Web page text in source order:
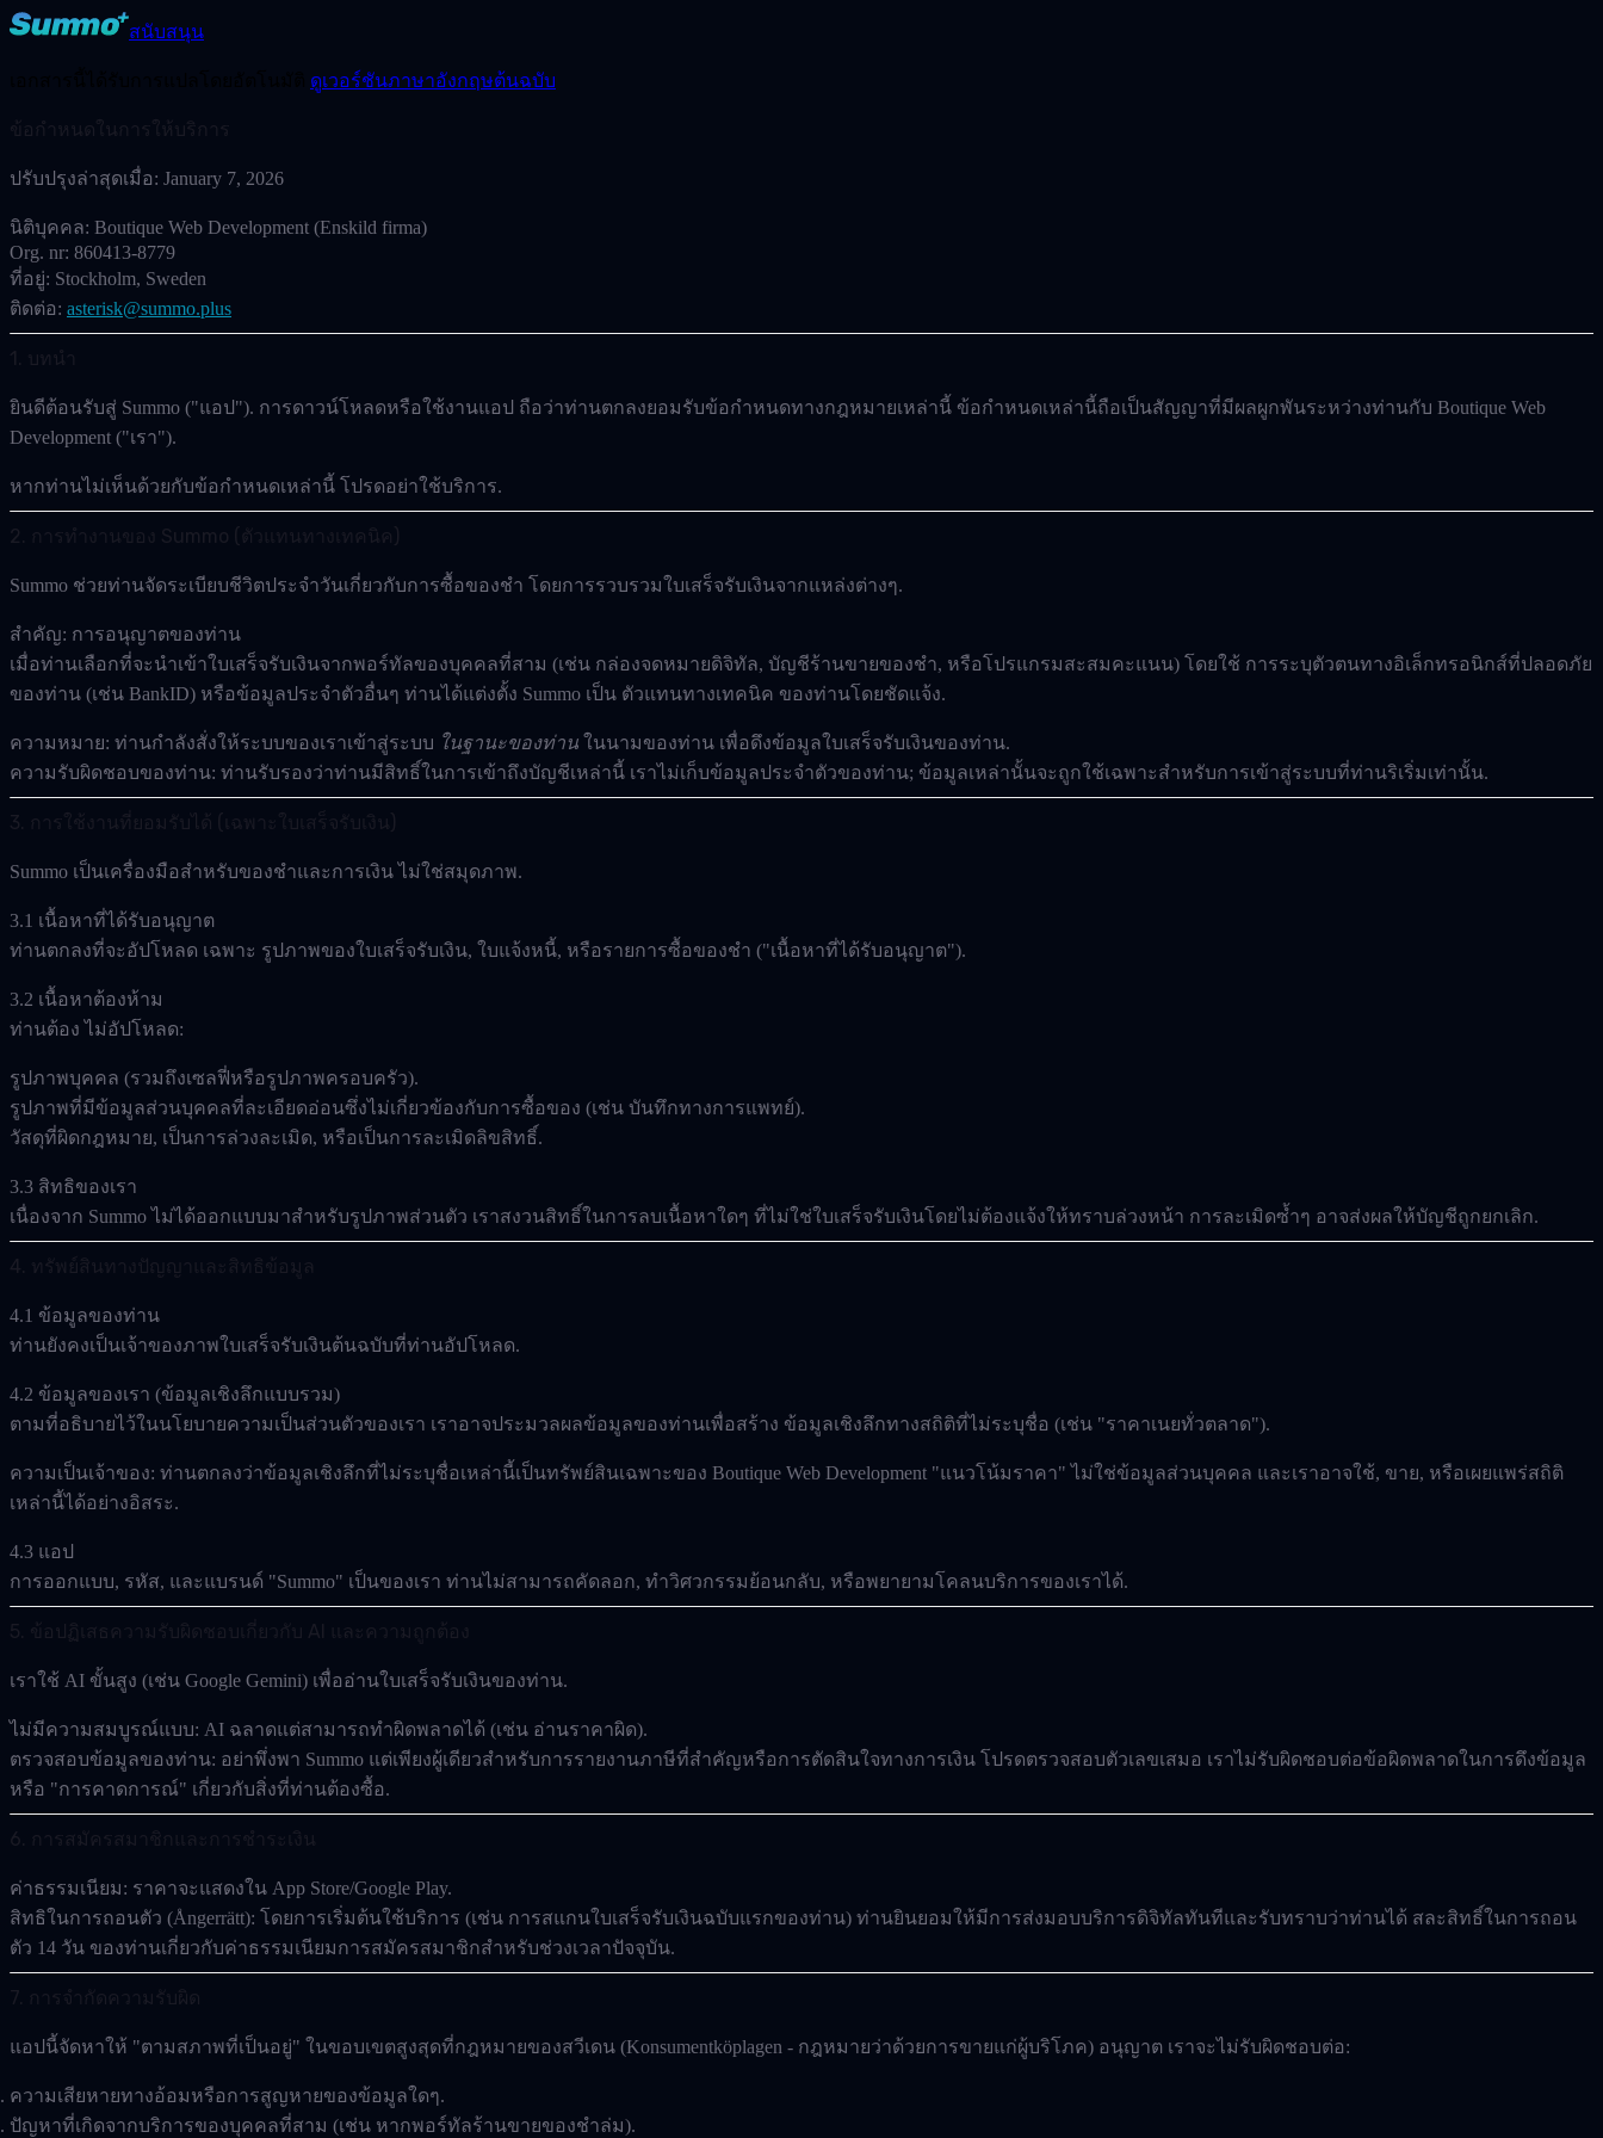
สนับสนุน
ดูเวอร์ชันภาษาอังกฤษต้นฉบับ
ข้อกำหนดในการให้บริการ
ปรับปรุงล่าสุดเมื่อ: January 7, 2026
นิติบุคคล: Boutique Web Development (Enskild firma)
Org. nr: 860413-8779
ที่อยู่: Stockholm, Sweden
ติดต่อ: asterisk@summo.plus
ยินดีต้อนรับสู่ Summo ("แอป"). การดาวน์โหลดหรือใช้งานแอป ถือว่าท่านตกลงยอมรับข้อกำหนดทางกฎหมายเหล่านี้ ข้อกำหนดเหล่านี้ถือเป็นสัญญาที่มีผลผูกพันระหว่างท่านกับ Boutique Web
Development ("เรา").
หากท่านไม่เห็นด้วยกับข้อกำหนดเหล่านี้ โปรดอย่าใช้บริการ.
2. การทำงานของ Summo (ตัวแทนทางเทคนิค)
Summo ช่วยท่านจัดระเบียบชีวิตประจำวันเกี่ยวกับการซื้อของชำ โดยการรวบรวมใบเสร็จรับเงินจากแหล่งต่างๆ.
สำคัญ: การอนุญาตของท่าน
เมื่อท่านเลือกที่จะนำเข้าใบเสร็จรับเงินจากพอร์ทัลของบุคคลที่สาม (เช่น กล่องจดหมายดิจิทัล, บัญชีร้านขายของชำ, หรือโปรแกรมสะสมคะแนน) โดยใช้ การระบุตัวตนทางอิเล็กทรอนิกส์ที่ปลอดภัย
ของท่าน (เช่น BankID) หรือข้อมูลประจำตัวอื่นๆ ท่านได้แต่งตั้ง Summo เป็น ตัวแทนทางเทคนิค ของท่านโดยชัดแจ้ง.
ความหมาย: ท่านกำลังสั่งให้ระบบของเราเข้าสู่ระบบ ในฐานะของท่าน ในนามของท่าน เพื่อดึงข้อมูลใบเสร็จรับเงินของท่าน.
ความรับผิดชอบของท่าน: ท่านรับรองว่าท่านมีสิทธิ์ในการเข้าถึงบัญชีเหล่านี้ เราไม่เก็บข้อมูลประจำตัวของท่าน; ข้อมูลเหล่านั้นจะถูกใช้เฉพาะสำหรับการเข้าสู่ระบบที่ท่านริเริ่มเท่านั้น.
3. การใช้งานที่ยอมรับได้ (เฉพาะใบเสร็จรับเงิน)
Summo เป็นเครื่องมือสำหรับของชำและการเงิน ไม่ใช่สมุดภาพ.
3.1 เนื้อหาที่ได้รับอนุญาต
ท่านตกลงที่จะอัปโหลด เฉพาะ รูปภาพของใบเสร็จรับเงิน, ใบแจ้งหนี้, หรือรายการซื้อของชำ ("เนื้อหาที่ได้รับอนุญาต").
3.2 เนื้อหาต้องห้าม
ท่านต้องไม่อัปโหลด:
รูปภาพบุคคล (รวมถึงเซลฟี่หรือรูปภาพครอบครัว).
รูปภาพที่มีข้อมูลส่วนบุคคลที่ละเอียดอ่อนซึ่งไม่เกี่ยวข้องกับการซื้อของ (เช่น บันทึกทางการแพทย์).
วัสดุที่ผิดกฎหมาย, เป็นการล่วงละเมิด, หรือเป็นการละเมิดลิขสิทธิ์.
3.3 สิทธิของเรา
เนื่องจาก Summo ไม่ได้ออกแบบมาสำหรับรูปภาพส่วนตัว เราสงวนสิทธิ์ในการลบเนื้อหาใดๆ ที่ไม่ใช่ใบเสร็จรับเงินโดยไม่ต้องแจ้งให้ทราบล่วงหน้า การละเมิดซ้ำๆ อาจส่งผลให้บัญชีถูกยกเลิก.
4. ทรัพย์สินทางปัญญาและสิทธิข้อมูล
4.1 ข้อมูลของท่าน
ท่านยังคงเป็นเจ้าของภาพใบเสร็จรับเงินต้นฉบับที่ท่านอัปโหลด.
4.2 ข้อมูลของเรา (ข้อมูลเชิงลึกแบบรวม)
ตามที่อธิบายไว้ในนโยบายความเป็นส่วนตัวของเรา เราอาจประมวลผลข้อมูลของท่านเพื่อสร้าง ข้อมูลเชิงลึกทางสถิติที่ไม่ระบุชื่อ (เช่น "ราคาเนยทั่วตลาด").
ความเป็นเจ้าของ: ท่านตกลงว่าข้อมูลเชิงลึกที่ไม่ระบุชื่อเหล่านี้เป็นทรัพย์สินเฉพาะของ Boutique Web Development "แนวโน้มราคา" ไม่ใช่ข้อมูลส่วนบุคคล และเราอาจใช้, ขาย, หรือเผยแพร่สถิติ
เหล่านี้ได้อย่างอิสระ.
4.3 แอป
การออกแบบ, รหัส, และแบรนด์ "Summo" เป็นของเรา ท่านไม่สามารถคัดลอก, ทำวิศวกรรมย้อนกลับ, หรือพยายามโคลนบริการของเราได้.
5. ข้อปฏิเสธความรับผิดชอบเกี่ยวกับ AI และความถูกต้อง
เราใช้ AI ขั้นสูง (เช่น Google Gemini) เพื่ออ่านใบเสร็จรับเงินของท่าน.
ไม่มีความสมบูรณ์แบบ: AI ฉลาดแต่สามารถทำผิดพลาดได้ (เช่น อ่านราคาผิด).
ตรวจสอบข้อมูลของท่าน: อย่าพึ่งพา Summo แต่เพียงผู้เดียวสำหรับการรายงานภาษีที่สำคัญหรือการตัดสินใจทางการเงิน โปรดตรวจสอบตัวเลขเสมอ เราไม่รับผิดชอบต่อข้อผิดพลาดในการดึงข้อมูล
หรือ "การคาดการณ์" เกี่ยวกับสิ่งที่ท่านต้องซื้อ.
6. การสมัครสมาชิกและการชำระเงิน
ค่าธรรมเนียม: ราคาจะแสดงใน App Store/Google Play.
สิทธิในการถอนตัว (Ångerrätt): โดยการเริ่มต้นใช้บริการ (เช่น การสแกนใบเสร็จรับเงินฉบับแรกของท่าน) ท่านยินยอมให้มีการส่งมอบบริการดิจิทัลทันทีและรับทราบว่าท่านได้ สละสิทธิ์ในการถอน
ตัว 14 วัน ของท่านเกี่ยวกับค่าธรรมเนียมการสมัครสมาชิกสำหรับช่วงเวลาปัจจุบัน.
7. การจำกัดความรับผิด
แอปนี้จัดหาให้ "ตามสภาพที่เป็นอยู่" ในขอบเขตสูงสุดที่กฎหมายของสวีเดน (Konsumentköplagen - กฎหมายว่าด้วยการขายแก่ผู้บริโภค) อนุญาต เราจะไม่รับผิดชอบต่อ:
ความเสียหายทางอ้อมหรือการสูญหายของข้อมูลใดๆ.
ปัญหาที่เกิดจากบริการของบุคคลที่สาม (เช่น หากพอร์ทัลร้านขายของชำล่ม).